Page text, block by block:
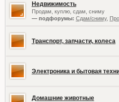
Недвижимость
Продам, куплю, сдам, сниму
— подфорумы: Сдам/сниму,
Транспорт, запчасти, колеса
Электроника и бытовая
Домашние животные